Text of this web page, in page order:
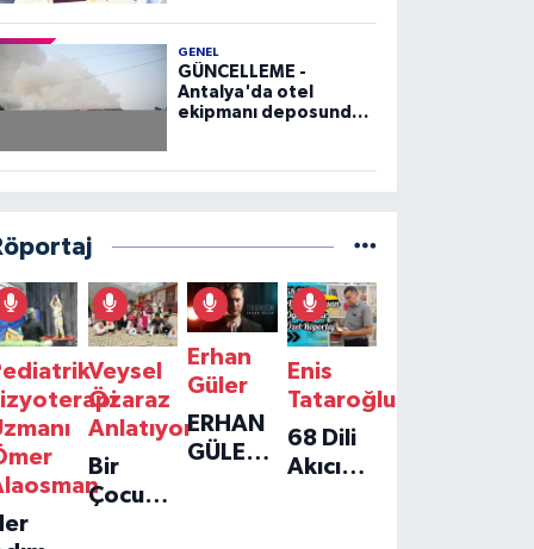
GENEL
GÜNCELLEME -
Antalya'da otel
ekipmanı deposunda
Veysel
Özaraz
Anlatıyor
Bir
Çocuğun
Erhan
Güler
ERHAN
GÜLER'IN
Enis
Tataroğlu
68 Dili
Akıcı